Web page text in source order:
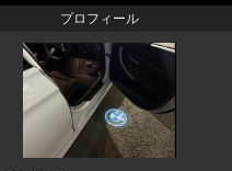
プロフィール